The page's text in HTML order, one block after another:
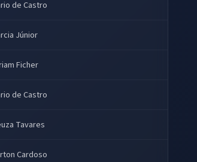
de Castro
Júnior
Ficher
de Castro
Tavares
Cardoso